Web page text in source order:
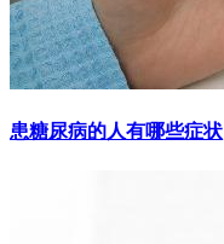
患糖尿病的人有哪些症状